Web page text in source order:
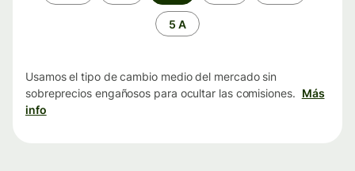
5 A
Usamos el tipo de cambio medio del mercado sin
sobreprecios engañosos para ocultar las comisiones. Más
info